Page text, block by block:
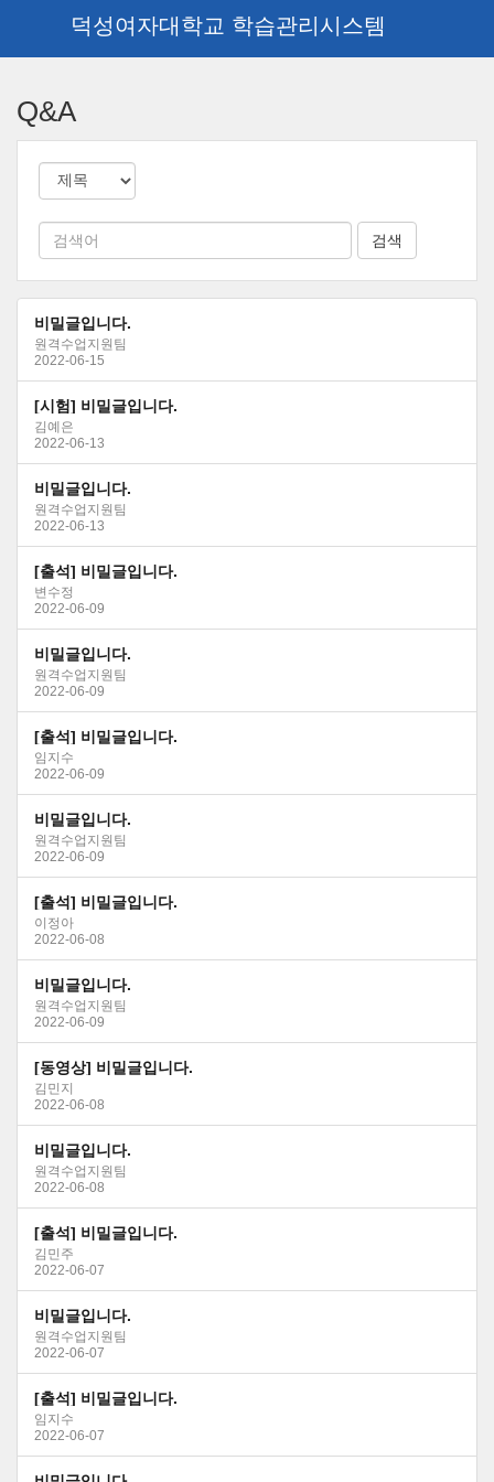
덕성여자대학교 학습관리시스템
Q&A
비밀글입니다.
원격수업지원팀
2022-06-15
[시험] 비밀글입니다.
김예은
2022-06-13
비밀글입니다.
원격수업지원팀
2022-06-13
[출석] 비밀글입니다.
변수정
2022-06-09
비밀글입니다.
원격수업지원팀
2022-06-09
[출석] 비밀글입니다.
임지수
2022-06-09
비밀글입니다.
원격수업지원팀
2022-06-09
[출석] 비밀글입니다.
이정아
2022-06-08
비밀글입니다.
원격수업지원팀
2022-06-09
[동영상] 비밀글입니다.
김민지
2022-06-08
비밀글입니다.
원격수업지원팀
2022-06-08
[출석] 비밀글입니다.
김민주
2022-06-07
비밀글입니다.
원격수업지원팀
2022-06-07
[출석] 비밀글입니다.
임지수
2022-06-07